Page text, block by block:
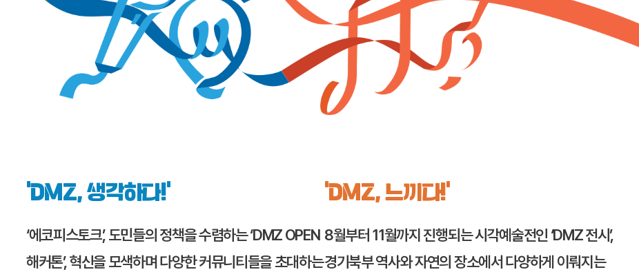
‘DMZ, 생각하다!’
‘에코피스토크’, 도민들의 정책을 수렴하는 ‘DMZ OPEN
해커톤’, 혁신을 모색하며 다양한 커뮤니티들을 초대하는
‘DMZ, 느끼다!’
8월부터 11월까지 진행되는 시각예술전인 ‘DMZ 전시’,
경기북부 역사와 자연의 장소에서 다양하게 이뤄지는